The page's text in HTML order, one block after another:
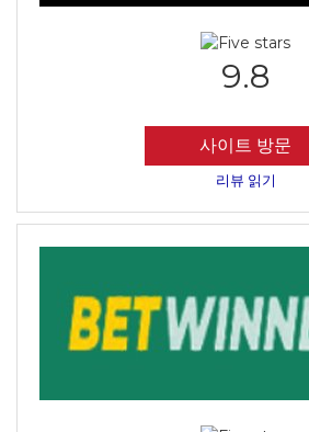
9.8
사이트 방문
리뷰 읽기